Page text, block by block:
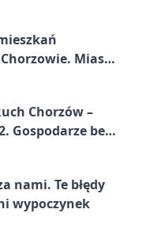
Miasto
Chorzów –
Gospodarze bez
nami. Te błędy
wypoczynek